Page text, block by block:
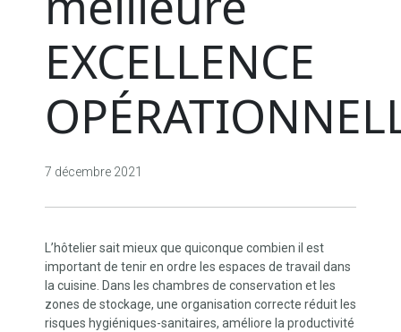
EXCELLENCE
7 décembre 2021
L’hôtelier sait mieux que quiconque combien il est
important de tenir en ordre les espaces de travail dans
la cuisine. Dans les chambres de conservation et les
zones de stockage, une organisation correcte réduit les
risques hygiéniques-sanitaires, améliore la productivité